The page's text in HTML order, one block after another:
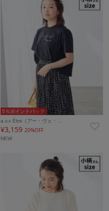
5％ポイントバック
a.v.v Élmi（アー・ヴェ・…
¥3,15920%OFF
NEW